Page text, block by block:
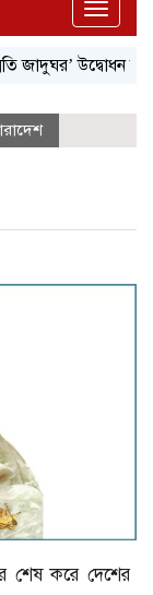
Toggle
উদ্বোধন করলেন
শেষ করে দেশের